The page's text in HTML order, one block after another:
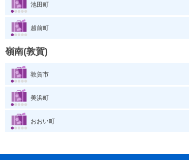
池田町
越前町
嶺南(敦賀)
敦賀市
美浜町
おおい町